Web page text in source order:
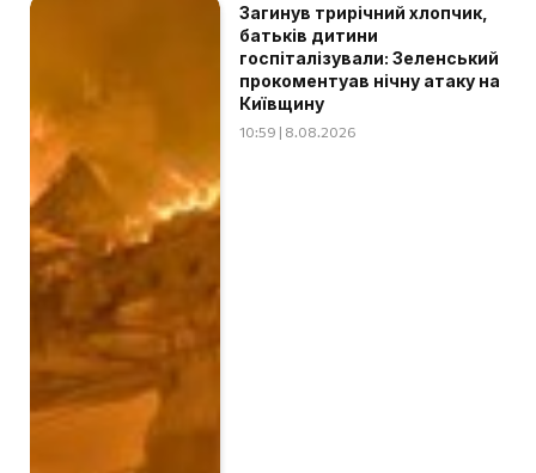
Загинув трирічний хлопчик,
батьків дитини
госпіталізували: Зеленський
прокоментуав нічну атаку на
Київщину
10:59 | 8.08.2026